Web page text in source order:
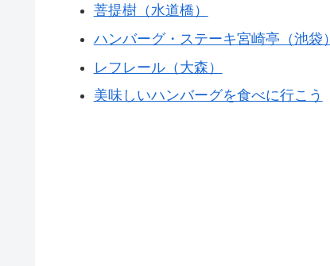
菩提樹（水道橋）
ハンバーグ・ステーキ宮崎亭（池袋）
レフレール（大森）
美味しいハンバーグを食べに行こう